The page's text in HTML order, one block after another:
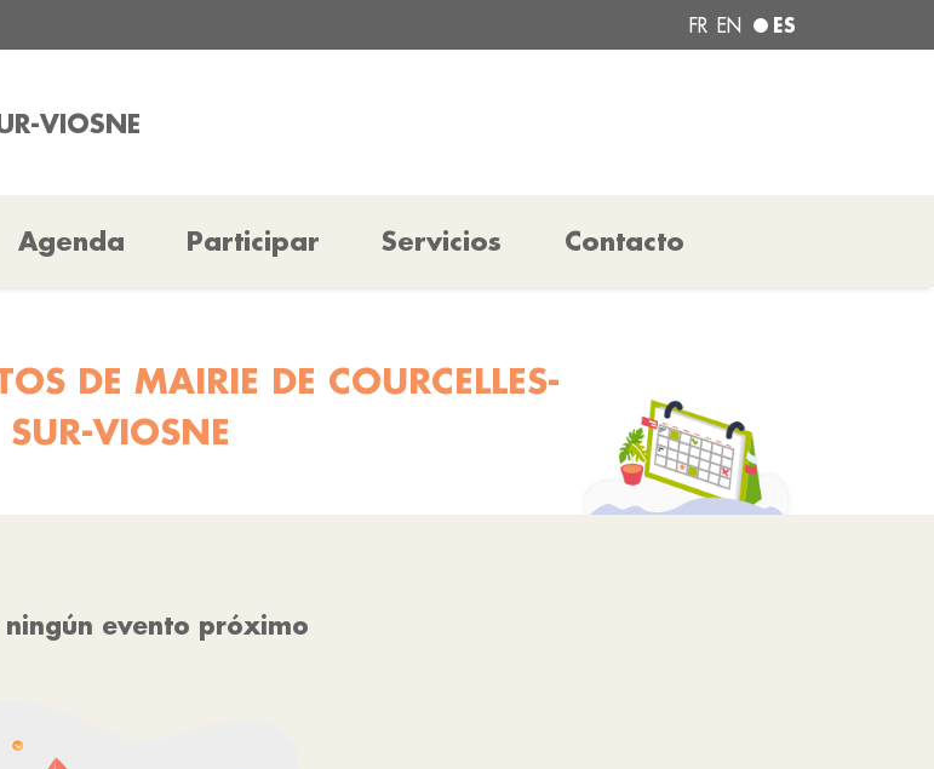
FR EN ES
VIOSNE
Agenda Participar Servicios Contacto
DE MAIRIE DE COURCELLES-
SUR-VIOSNE
evento próximo